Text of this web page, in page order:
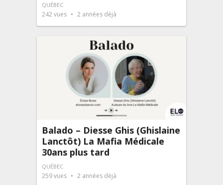
QUÉBEC
242vues 2 années déjà
Balado – Diesse Ghis (Ghislaine
Lanctôt) La Mafia Médicale
30ans plus tard
QUÉBEC
259vues 2 années déjà